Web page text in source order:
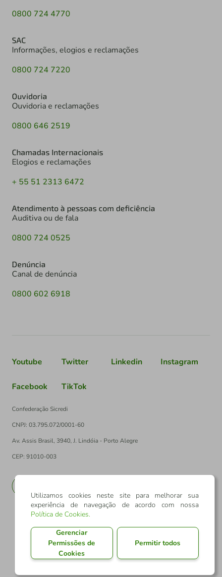
0800 724 4770
SAC
Informações, elogios e reclamações
0800 724 7220
Ouvidoria
Ouvidoria e reclamações
0800 646 2519
Chamadas Internacionais
Elogios e reclamações
+ 55 51 2313 6472
Atendimento à pessoas com deficiência
Auditiva ou de fala
0800 724 0525
Denúncia
Canal de denúncia
0800 602 6918
Youtube Twitter Linkedin Instagram
Facebook TikTok
Confederação Sicredi
CNPJ: 03.795.072/0001-60
Av. Assis Brasil, 3940, J. Lindóia - Porto Alegre
CEP: 91010-003
Utilizamos cookies neste site para melhorar sua
experiência de navegação de acordo com nossa
Política de Cookies.
Gerenciar
Permissões de
Cookies
Permitir todos